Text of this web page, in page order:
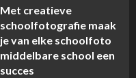
Met creatieve
schoolfotografie maak
je van elke schoolfoto
middelbare school een
succes